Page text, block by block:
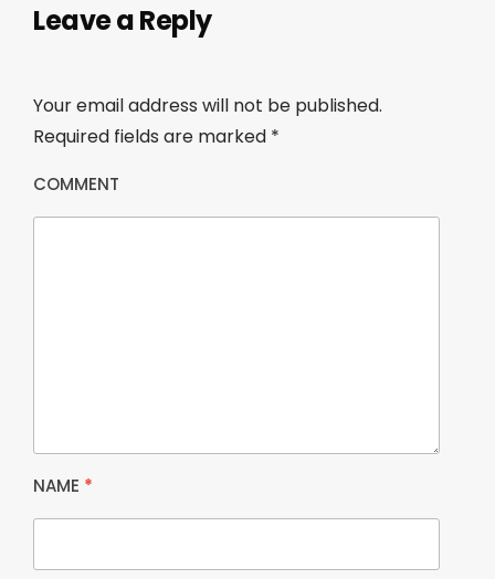
Leave a Reply
Your email address will not be published.
Required fields are marked *
COMMENT
NAME *